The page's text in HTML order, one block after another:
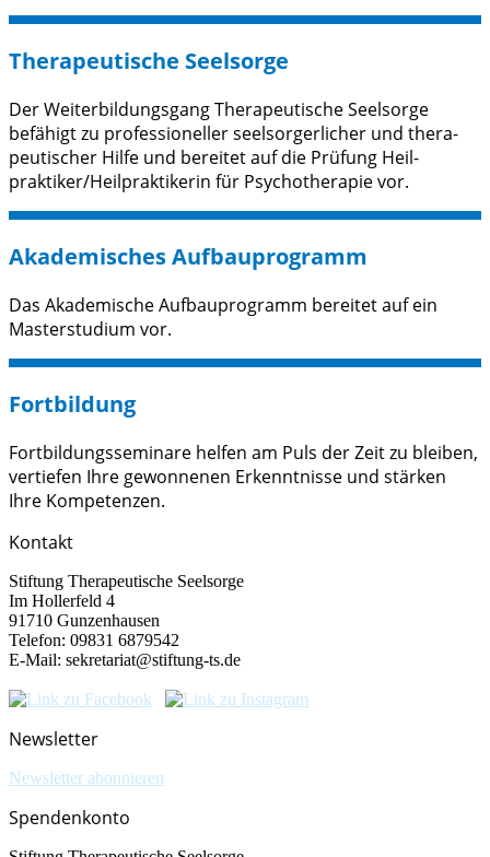
Thera­peu­tische Seelsorge
Der Weiterbildungs­gang Therapeutische Seelsorge
befähigt zu professioneller seel­sorger­licher und thera­
peutischer Hilfe und bereitet auf die Prüfung Heil­
praktiker/Heil­praktikerin für Psychotherapie vor.
Akade­mi­sches Aufbau­­programm
Das Akademische Aufbau­programm bereitet auf ein
Master­studium vor.
Fort­bildung
Fortbildungs­seminare helfen am Puls der Zeit zu bleiben,
vertiefen Ihre gewonnenen Erkenntnisse und stärken
Ihre Kompetenzen.
Kontakt
Stiftung Therapeutische Seelsorge
Im Hollerfeld 4
91710 Gunzenhausen
Telefon: 09831 6879542
E-Mail: sekretariat@stiftung-ts.de
Newsletter
Newsletter abonnieren
Spendenkonto